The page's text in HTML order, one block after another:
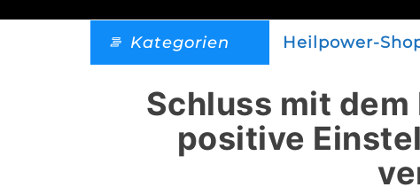
Kategorien Heilpower-
Schluss mit
positive